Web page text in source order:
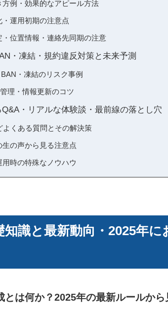
例・効果的なアピール方法
運用初期の注意点
位置情報・連絡先同期の注意
・凍結・規約違反対策と未来予測
・凍結のリスク事例
理・情報更新のコツ
・リアルな体験談・最前線の落とし穴
よくある質問とその解決策
の声から見る注意点
時の特殊なノウハウ
識と最新動向・2025年に
は何か？2025年の最新ルールから